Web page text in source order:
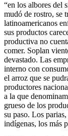
“en los albores del
mudó de rostro, se
latinoamericanos
sus productos
productiva no
comer. Soplan
devastado. Las
interno con
el arroz que se
productores
a la que
grueso de los
su paso. Los
indígenas, los más